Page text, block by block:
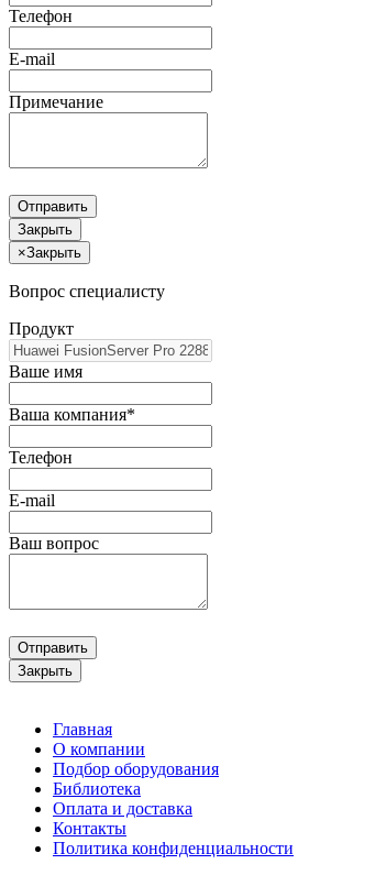
Телефон
E-mail
Примечание
Отправить
Закрыть
×Закрыть
Вопрос специалисту
Продукт
Ваше имя
Ваша компания*
Телефон
E-mail
Ваш вопрос
Отправить
Закрыть
Главная
О компании
Подбор оборудования
Библиотека
Оплата и доставка
Контакты
Политика конфиденциальности